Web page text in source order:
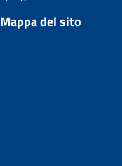
Mappa del sito